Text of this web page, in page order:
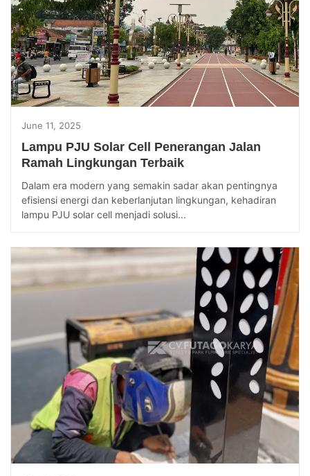
June 11, 2025
Lampu PJU Solar Cell Penerangan Jalan
Ramah Lingkungan Terbaik
Dalam era modern yang semakin sadar akan pentingnya
efisiensi energi dan keberlanjutan lingkungan, kehadiran
lampu PJU solar cell menjadi solusi...